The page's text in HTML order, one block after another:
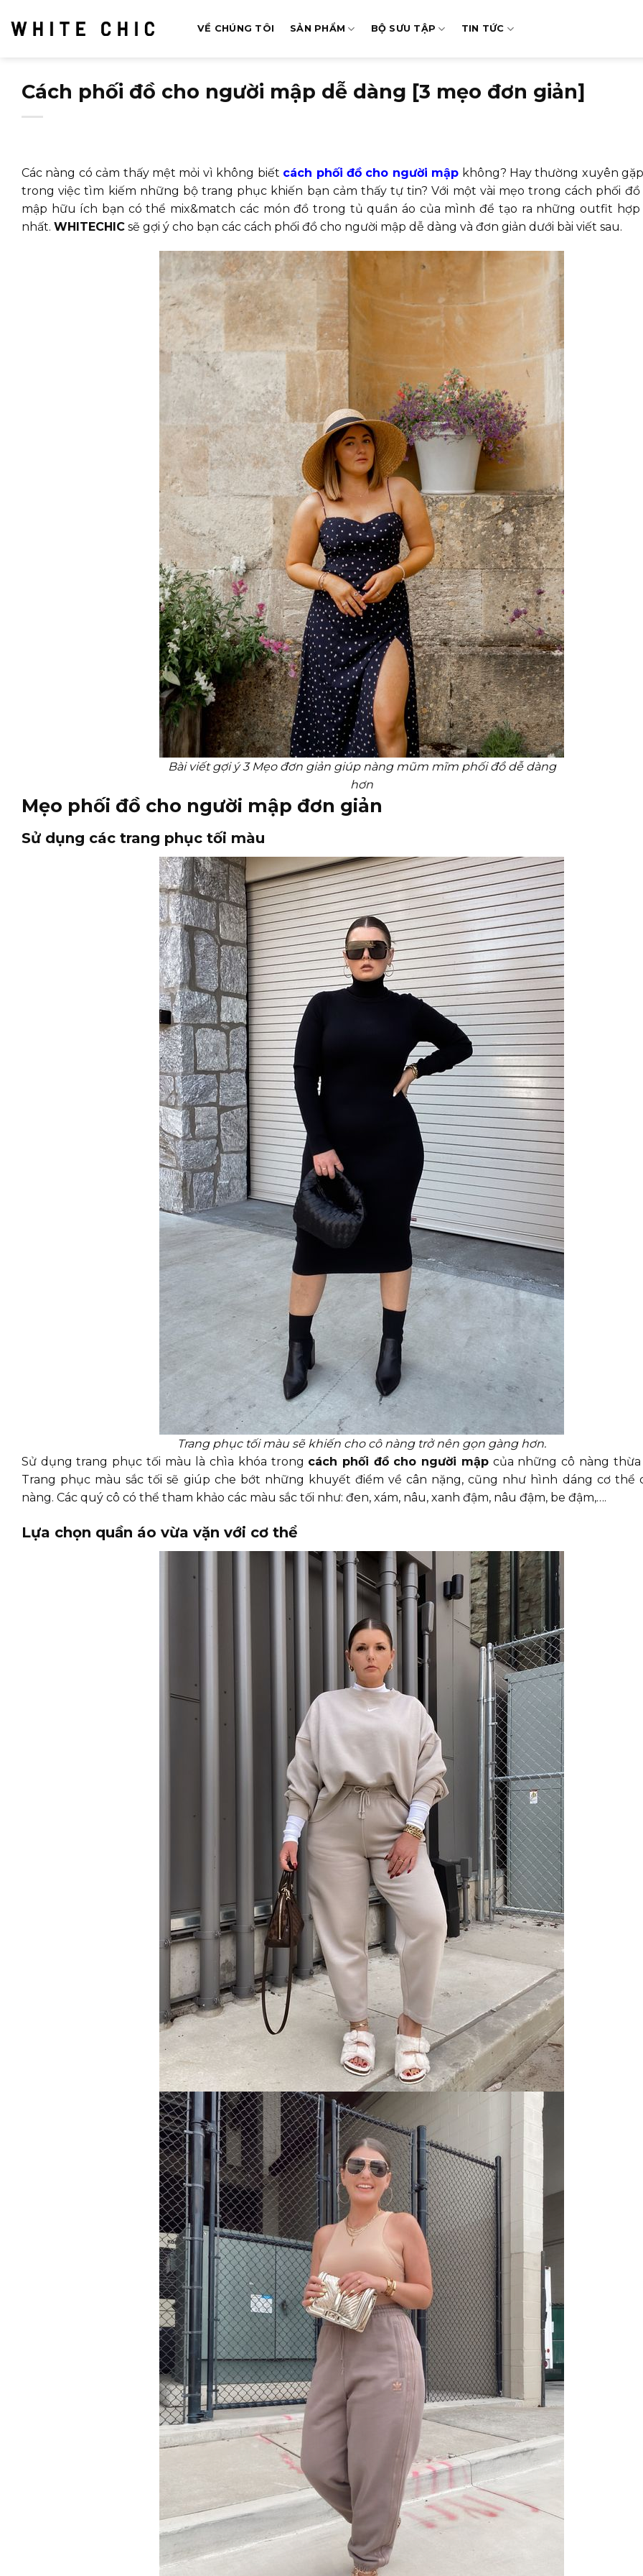
qua
VỀ CHÚNG TÔI SẢN PHẨM BỘ SƯU TẬP TIN TỨC
Cách phối đồ cho người mập dễ dàng [3 mẹo đơn giản]
Các nàng có cảm thấy mệt mỏi vì không biết cách phối đồ cho người mập không? Hay thường xuyên
trong việc tìm kiếm những bộ trang phục khiến bạn cảm thấy tự tin? Với một vài mẹo trong cách phối đồ
mập hữu ích bạn có thể mix&match các món đồ trong tủ quần áo của mình để tạo ra những outfit hợp
nhất. WHITECHIC sẽ gợi ý cho bạn các cách phối đồ cho người mập dễ dàng và đơn giản dưới bài viết sau.
Bài viết gợi ý 3 Mẹo đơn giản giúp nàng mũm mĩm phối đồ dễ dàng
hơn
Mẹo phối đồ cho người mập đơn giản
Sử dụng các trang phục tối màu
Trang phục tối màu sẽ khiến cho cô nàng trở nên gọn gàng hơn.
Sử dụng trang phục tối màu là chìa khóa trong cách phối đồ cho người mậpcủa những cô nàng thừa
Trang phục màu sắc tối sẽ giúp che bớt những khuyết điểm về cân nặng, cũng như hình dáng cơ thể
nàng. Các quý cô có thể tham khảo các màu sắc tối như: đen, xám, nâu, xanh đậm, nâu đậm, be đậm,….
Lựa chọn quần áo vừa vặn với cơ thể